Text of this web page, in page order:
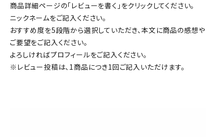
お問い合わせ
ACCOUNT MENU
ようこそ ゲスト 様
meeting_room ログイン person 会員登録
商品詳細ページの「レビューを書く」をクリックしてください。
ニックネームをご記入ください。
おすすめ度を5段階から選択していただき、本文に商品の感想や
ご要望をご記入ください。
よろしければプロフィールをご記入ください。
※レビュー投稿は、1商品につき1回ご記入いただけます。